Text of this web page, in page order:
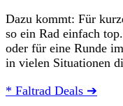
Dazu kommt: Für
so ein Rad einfach
oder für eine Runde
in vielen Situationen
* Faltrad Deals ➔